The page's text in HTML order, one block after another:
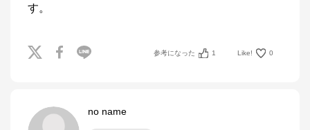
す。
参考になった 1 Like! 0
no name